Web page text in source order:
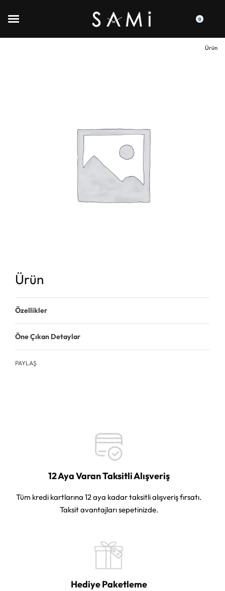
0
Ürün
Ürün
Özellikler
Öne Çıkan Detaylar
PAYLAŞ
12 Aya Varan Taksitli Alışveriş
Tüm kredi kartlarına 12 aya kadar taksitli alışveriş fırsatı.
Taksit avantajları sepetinizde.
Hediye Paketleme